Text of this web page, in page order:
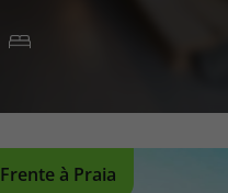
Frente à Praia